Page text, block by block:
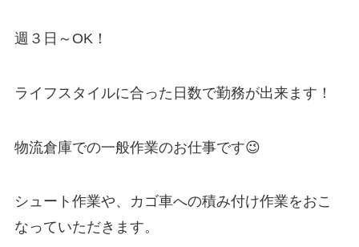
週３日～OK！
ライフスタイルに合った日数で勤務が出来ます！
物流倉庫での一般作業のお仕事です😉
シュート作業や、カゴ車への積み付け作業をおこ
なっていただきます。